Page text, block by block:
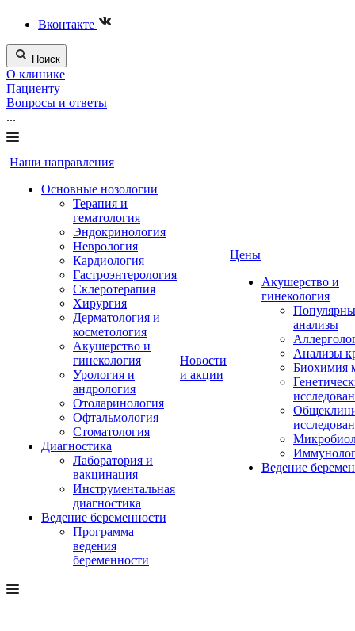
Вконтакте
Поиск
О клинике
Пациенту
Вопросы и ответы
...
Наши направления
Основные нозологии
Терапия и
гематология
Эндокринология
Неврология
Кардиология
Гастроэнтерология
Склеротерапия
Хирургия
Дерматология и
косметология
Акушерство и
гинекология
Урология и
андрология
Отоларинология
Офтальмология
Стоматология
Диагностика
Лаборатория и
вакцинация
Инструментальная
диагностика
Ведение беременности
Программа
ведения
беременности
Новости
и акции
Цены
Акушерство и
гинекология
анализы
Анализы
Биохимия
Ведение